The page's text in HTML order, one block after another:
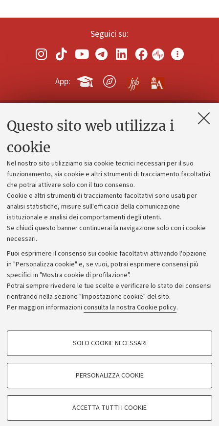
Questo sito web utilizza i
cookie
Nel nostro sito utilizziamo sia cookie tecnici necessari per il suo
funzionamento, sia cookie e altri strumenti di tracciamento facoltativi
che potrai attivare solo con il tuo consenso.
Cookie e altri strumenti di tracciamento facoltativi sono usati per
analisi statistiche, misure sull'efficacia della comunicazione
istituzionale e analisi dei comportamenti degli utenti.
Se chiudi questo banner continuerai la navigazione solo con i cookie
necessari.
Puoi esprimere il consenso sui cookie facoltativi attivando l'opzione
in "Personalizza cookie" e, se vuoi, potrai esprimere consensi più
specifici in "Mostra cookie di profilazione".
Potrai sempre rivedere le tue scelte e verificare lo stato dei consensi
rientrando nella sezione "Impostazione cookie" del sito.
Per maggiori informazioni consulta la nostra Cookie policy.
COOKIE DI PROFILAZIONE - FACOLTATIVI
COOKIE TECNICI - NECESSARI
Si tratta di cookie tecnici utilizzati, a titolo esemplificativo, per il corretto
SOLO COOKIE NECESSARI
PERSONALIZZA COOKIE
ACCETTA TUTTI I COOKIE
Seguici su:
App:
Contatti e PEC
Alumni community
Piano strategico
Bilanci
Donazioni e 5x1000
Merchandising - UniboStore
Bandi, gare e concorsi
Albo online
Amministrazione trasparente
Atti di notifica
Informazioni sul sito e accessibilità
Dichiarazione di accessibilità
Privacy e note legali
Impostazioni Cookie
©Copyright 2026 - ALMA MATER STUDIORUM - Università di
Bologna - Via Zamboni,33 - 40126Bologna - PI:
- CF:80007010376